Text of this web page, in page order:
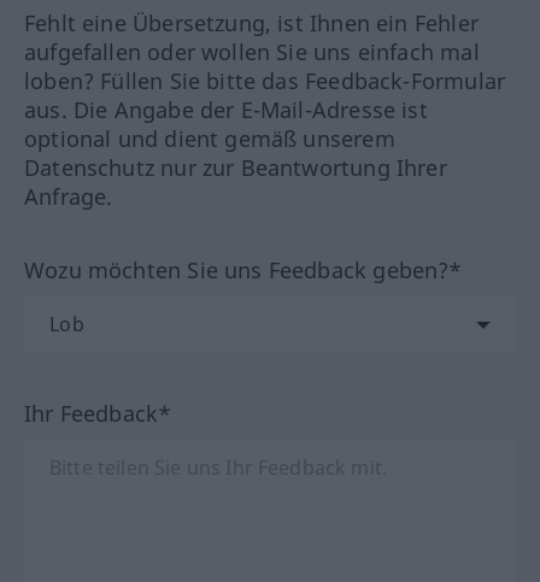
Fehlt eine Übersetzung, ist Ihnen ein Fehler
aufgefallen oder wollen Sie uns einfach mal
loben? Füllen Sie bitte das Feedback-Formular
aus. Die Angabe der E-Mail-Adresse ist
optional und dient gemäß unserem
Datenschutz nur zur Beantwortung Ihrer
Anfrage.
Wozu möchten Sie uns Feedback geben?*
Ihr Feedback*